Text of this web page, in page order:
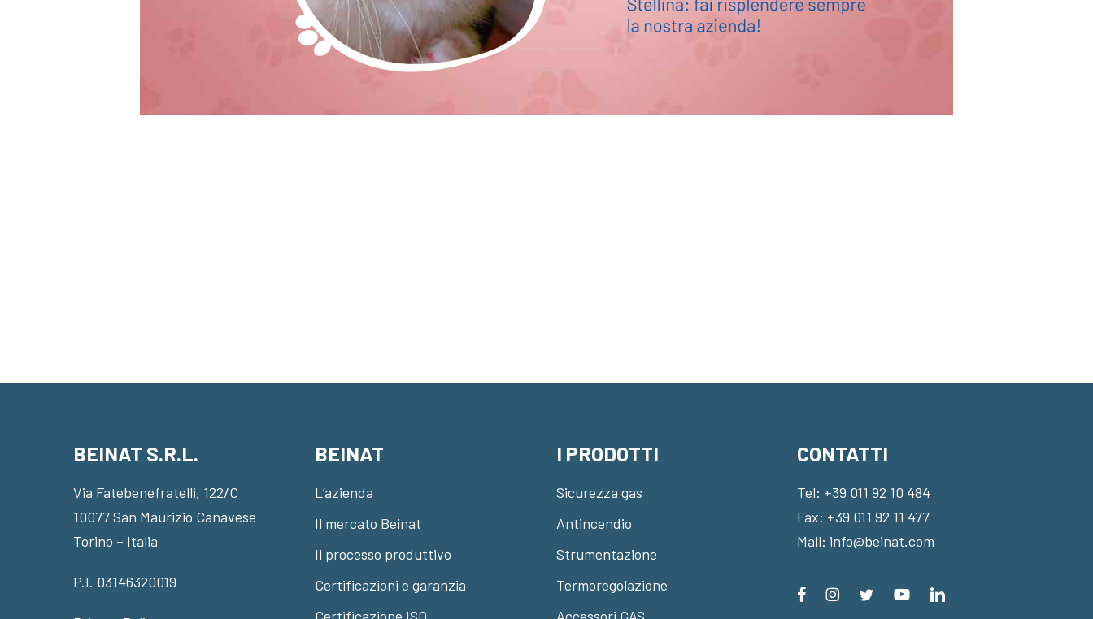
BEINAT S.R.L.
Via Fatebenefratelli, 122/C
10077 San Maurizio Canavese
Torino – Italia
P.I. 03146320019
BEINAT
L’azienda
Il mercato Beinat
Il processo produttivo
Certificazioni e garanzia
I PRODOTTI
Sicurezza gas
Antincendio
Strumentazione
Termoregolazione
CONTATTI
Tel: +39 011 92 10 484
Fax: +39 011 92 11 477
Mail: info@beinat.com